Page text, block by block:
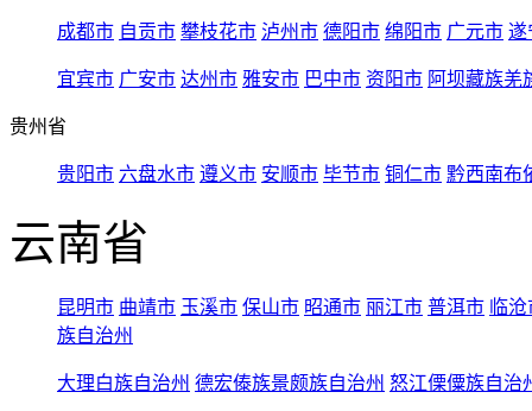
成都市 自贡市 攀枝花市 泸州市 德阳市 绵阳市 广元市 遂
宜宾市 广安市 达州市 雅安市 巴中市 资阳市 阿坝藏族羌
贵州省
贵阳市 六盘水市 遵义市 安顺市 毕节市 铜仁市 黔西南布
云南省
昆明市 曲靖市 玉溪市 保山市 昭通市 丽江市 普洱市 临
族自治州
大理白族自治州 德宏傣族景颇族自治州 怒江傈僳族自治